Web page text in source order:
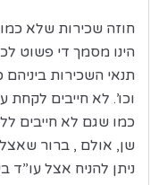
חוזה שכירות שלא
הינו מסמך די פשוט
תנאי השכירות
וכו’. לא חייבים
כמו שגם לא חייבים
שן, אולם , ברור שאצל
ניתן להניח אצל עו”ד